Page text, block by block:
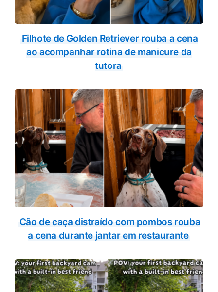
Filhote de Golden Retriever rouba a cena
ao acompanhar rotina de manicure da
tutora
Cão de caça distraído com pombos rouba
a cena durante jantar em restaurante